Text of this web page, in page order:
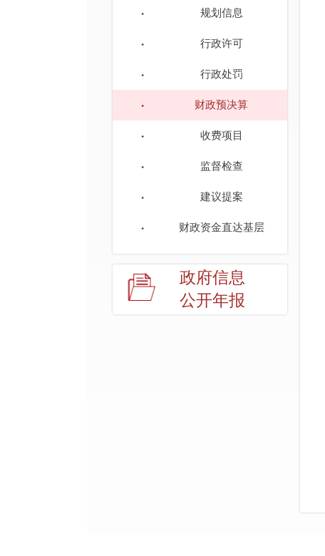
规划信息
行政许可
行政处罚
财政预决算
收费项目
监督检查
建议提案
财政资金直达基层
政府信息
公开年报